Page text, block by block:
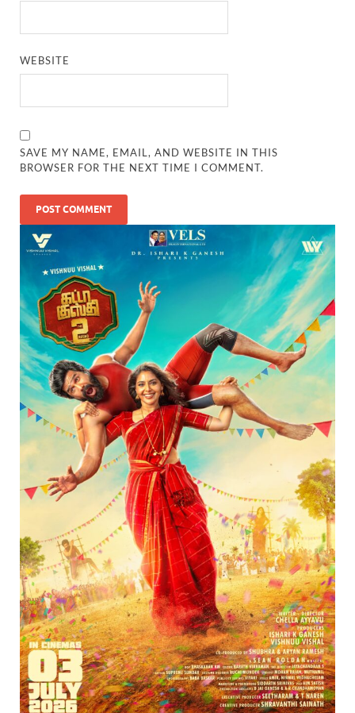
WEBSITE
SAVE MY NAME, EMAIL, AND WEBSITE IN THIS
BROWSER FOR THE NEXT TIME I COMMENT.